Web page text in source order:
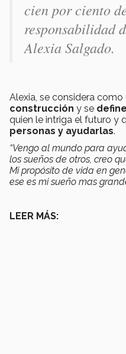
cien por ciento
responsabilidad
Alexia Salgado.
Alexia, se considera como
construcción y se define
quien le intriga el futuro y
personas y ayudarlas.
“Vengo al mundo para
los sueños de otros, creo
Mi propósito de vida en
ese es mi sueño mas
LEER MÁS: